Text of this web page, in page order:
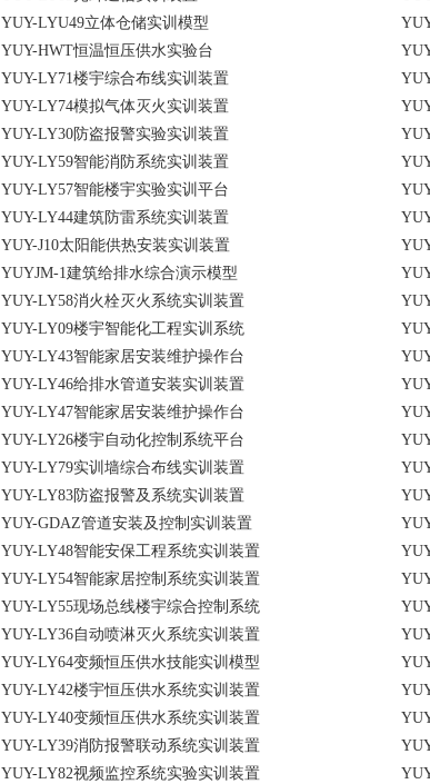
YUY-LYU49立体仓储实训模型
YUY-HWT恒温恒压供水实验台
YUY-LY71楼宇综合布线实训装置
YUY-LY74模拟气体灭火实训装置
YUY-LY30防盗报警实验实训装置
YUY-LY59智能消防系统实训装置
YUY-LY57智能楼宇实验实训平台
YUY-LY44建筑防雷系统实训装置
YUY-J10太阳能供热安装实训装置
YUYJM-1建筑给排水综合演示模型
YUY-LY58消火栓灭火系统实训装置
YUY-LY09楼宇智能化工程实训系统
YUY-LY43智能家居安装维护操作台
YUY-LY46给排水管道安装实训装置
YUY-LY47智能家居安装维护操作台
YUY-LY26楼宇自动化控制系统平台
YUY-LY79实训墙综合布线实训装置
YUY-LY83防盗报警及系统实训装置
YUY-GDAZ管道安装及控制实训装置
YUY-LY48智能安保工程系统实训装置
YUY-LY54智能家居控制系统实训装置
YUY-LY55现场总线楼宇综合控制系统
YUY-LY36自动喷淋灭火系统实训装置
YUY-LY64变频恒压供水技能实训模型
YUY-LY42楼宇恒压供水系统实训装置
YUY-LY40变频恒压供水系统实训装置
YUY-LY39消防报警联动系统实训装置
YUY-LY82视频监控系统实验实训装置